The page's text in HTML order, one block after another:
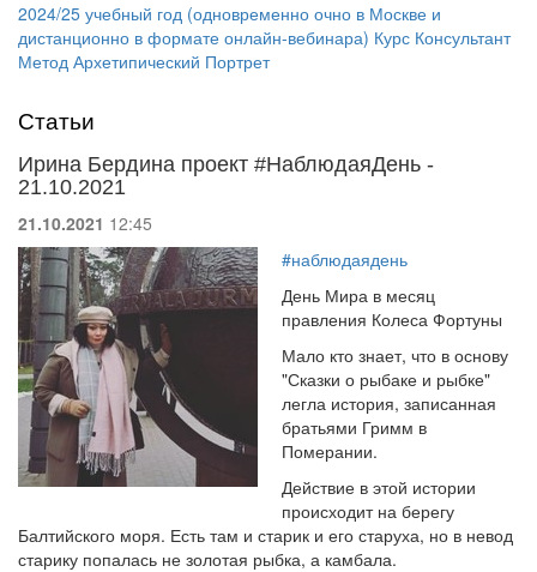
2024/25 учебный год (одновременно очно в Москве и
дистанционно в формате онлайн-вебинара) Курс Консультант
Метод Архетипический Портрет
Статьи
Ирина Бердина проект #НаблюдаяДень -
21.10.2021
21.10.2021 12:45
#наблюдаядень
День Мира в месяц
правления Колеса Фортуны
Мало кто знает, что в основу
"Сказки о рыбаке и рыбке"
легла история, записанная
братьями Гримм в
Померании.
Действие в этой истории
происходит на берегу
Балтийского моря. Есть там и старик и его старуха, но в невод
старику попалась не золотая рыбка, а камбала.